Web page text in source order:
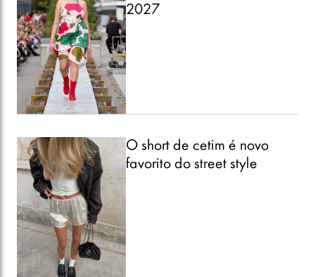
2027
O short de cetim é novo
favorito do street style